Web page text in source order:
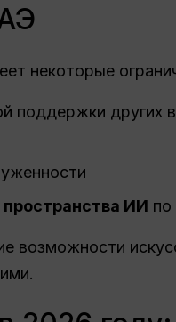
некоторые
поддержки других
ИИ по
возможности